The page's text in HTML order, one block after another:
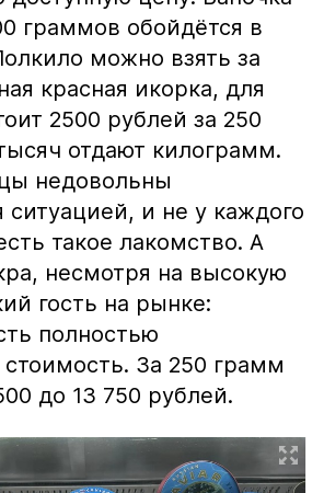
граммов обойдётся в
можно взять за
красная икорка, для
2500 рублей за 250
отдают килограмм.
недовольны
и не у каждого
такое лакомство. А
несмотря на высокую
гость на рынке:
полностью
За 250 грамм
до 13 750 рублей.